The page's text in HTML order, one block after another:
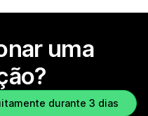
uma
durante 3 dias